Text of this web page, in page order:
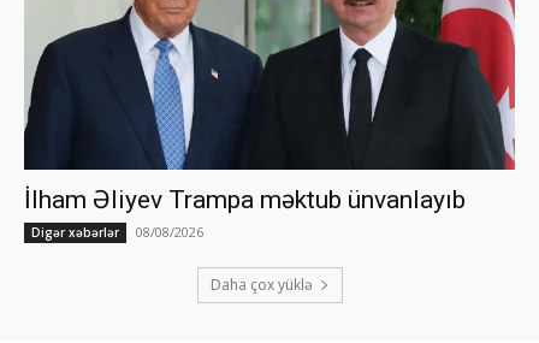
İlham Əliyev Trampa məktub ünvanlayıb
Digər xəbərlər 08/08/2026
Daha çox yüklə